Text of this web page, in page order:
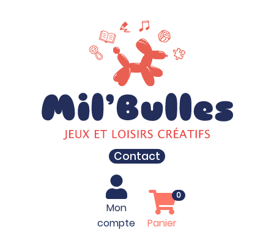
Contact
Mon
compte
Panier
0